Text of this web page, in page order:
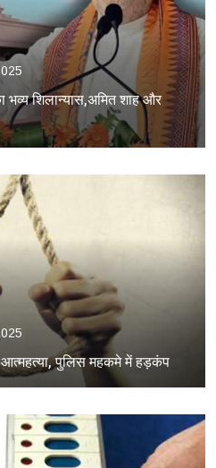
भव्य शिलान्यास,अमित शाह और
पुलिस महकमे में हड़कंप